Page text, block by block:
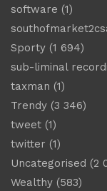
software (1)
Sporty (1 694)
sub-liminal
taxman (1)
Trendy (3 346)
tweet (1)
twitter (1)
Uncategorised (2
Wealthy (583)